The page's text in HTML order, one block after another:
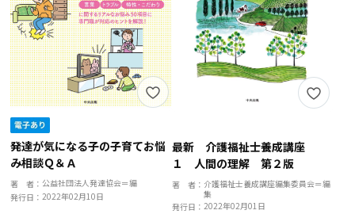
発達が気になる子の子育てお悩
み相談Ｑ＆Ａ
著 者：公益社団法人発達協会＝編
発行日：2022年02月10日
最新 介護福祉士養成講座
１ 人間の理解 第２版
著 者： 介護福祉士養成講座編集委員会＝編
集
発行日： 2022年02月01日